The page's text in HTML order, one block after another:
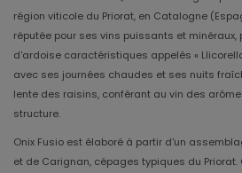
région viticole du Priorat, en Catalogne
réputée pour ses vins puissants et minéraux,
d'ardoise caractéristiques appelés «
avec ses journées chaudes et ses nuits
lente des raisins, conférant au vin des
structure.
Onix Fusio est élaboré à partir d'un
et de Carignan, cépages typiques du